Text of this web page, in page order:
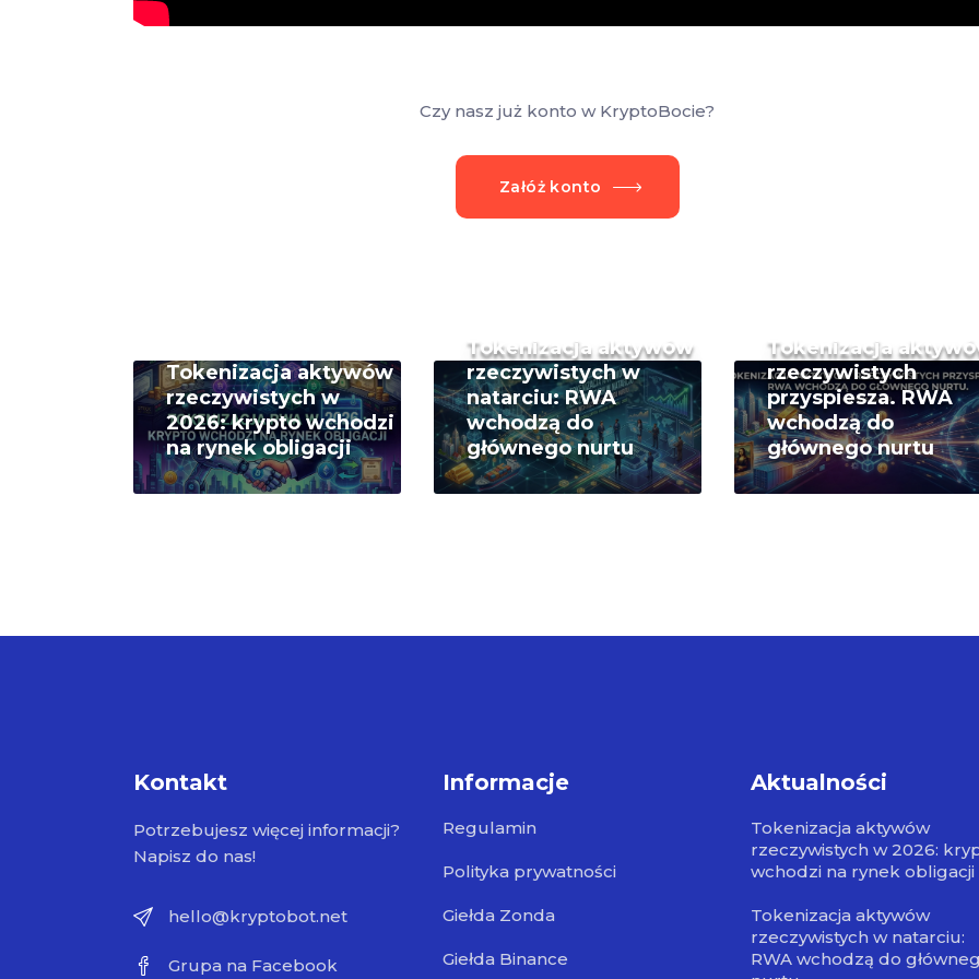
Czy nasz już konto w KryptoBocie?
Załóż konto
Tokenizacja aktywów
rzeczywistych w
2026: krypto wchodzi
na rynek obligacji
Tokenizacja aktywów
rzeczywistych w
natarciu: RWA
wchodzą do
głównego nurtu
Tokenizacja
rzeczywistych
przyspiesza. RWA
wchodzą do
głównego nurtu
Kontakt
Potrzebujesz więcej informacji?
Napisz do nas!
hello@kryptobot.net
Grupa na Facebook
Informacje
Regulamin
Polityka prywatności
Giełda Zonda
Giełda Binance
Aktualności
Tokenizacja aktywów
rzeczywistych w 2026:
wchodzi na rynek obligacji
Tokenizacja aktywów
rzeczywistych w natarciu:
RWA wchodzą do